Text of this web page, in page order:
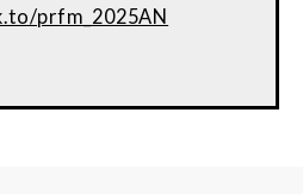
prfm_2025AN